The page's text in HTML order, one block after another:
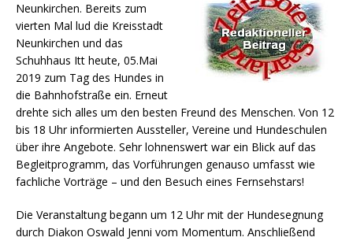
Neunkirchen. Bereits zum
vierten Mal lud die Kreisstadt
Neunkirchen und das
Schuhhaus Itt heute, 05.Mai
2019 zum Tag des Hundes in
die Bahnhofstraße ein. Erneut
drehte sich alles um den besten Freund des Menschen. Von 12
bis 18 Uhr informierten Aussteller, Vereine und Hundeschulen
über ihre Angebote. Sehr lohnenswert war ein Blick auf das
Begleitprogramm, das Vorfuhrungen genauso umfasst wie
fachliche Vorträge – und den Besuch eines Fernsehstars!
Die Veranstaltung begann um 12 Uhr mit der Hundesegnung
durch Diakon Oswald Jenni vom Momentum. Anschließend